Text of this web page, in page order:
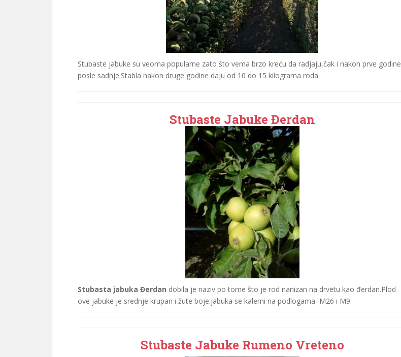
Stubaste jabuke su veoma popularne zato što vema brzo kreću da radjaju,čak i nakon prve godine
posle sadnje.Stabla nakon druge godine daju od 10 do 15 kilograma roda.
Stubaste Jabuke Đerdan
Stubasta jabuka Đerdan dobila je naziv po tome što je rod nanizan na drvetu kao đerdan.Plod
ove jabuke je srednje krupan i žute boje.jabuka se kalemi na podlogama M26 i M9.
Stubaste Jabuke Rumeno Vreteno